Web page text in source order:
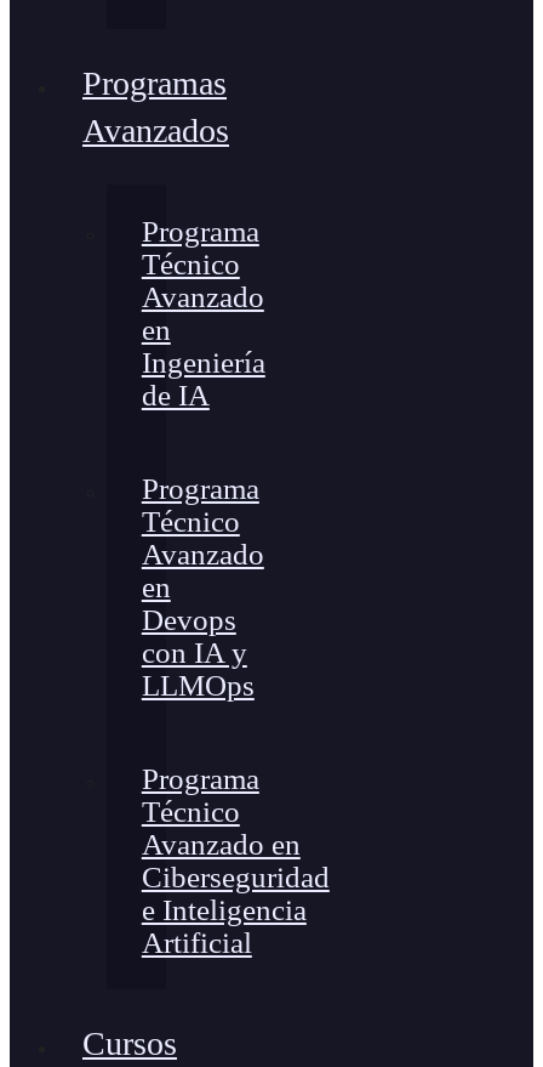
Programas
Avanzados
Programa
Técnico
Avanzado
en
Ingeniería
de IA
Programa
Técnico
Avanzado
en
Devops
con IA y
LLMOps
Programa
Técnico
Avanzado en
Ciberseguridad
e Inteligencia
Artificial
Cursos